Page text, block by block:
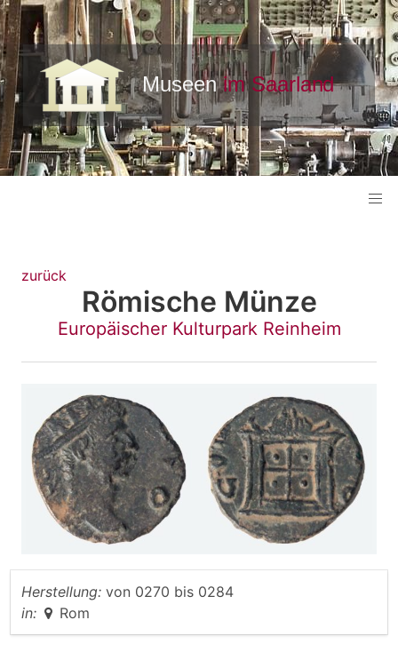
zurück
Römische Münze
Europäischer Kulturpark Reinheim
Herstellung: von 0270 bis 0284
in:
Rom